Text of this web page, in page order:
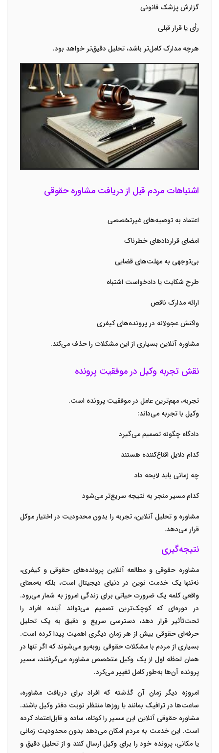
گزارش پزشک قانونی
رأی یا قرار قبلی
هرچه مدارک کامل‌تر باشد، تحلیل دقیق‌تر خواهد بود.
اشتباهات مردم قبل از دریافت مشاوره حقوقی
اعتماد به توصیه‌های غیرتخصصی
امضای قراردادهای خطرناک
بی‌توجهی به مهلت‌های قضایی
طرح شکایت یا دادخواست اشتباه
ارائه مدارک ناقص
واکنش عجولانه در پرونده‌های کیفری
مشاوره آنلاین بسیاری از این مشکلات را حذف می‌کند.
نقش تجربه وکیل در موفقیت پرونده
تجربه، مهم‌ترین عامل در موفقیت پرونده است.
وکیل با تجربه می‌داند:
دادگاه چگونه تصمیم می‌گیرد
کدام دلایل اقناع‌کننده هستند
چه زمانی باید لایحه داد
کدام مسیر منجر به نتیجه سریع‌تر می‌شود
مشاوره و تحلیل آنلاین، تجربه را بدون محدودیت در اختیار موکل
قرار می‌دهد.
نتیجه‌گیری
مشاوره حقوقی و مطالعه آنلاین پرونده‌های حقوقی و کیفری،
نه‌تنها یک خدمت نوین در دنیای دیجیتال است، بلکه به‌معنای
واقعی کلمه یک ضرورت حیاتی برای زندگی امروز به شمار می‌رود.
در دوره‌ای که کوچک‌ترین تصمیم می‌تواند آینده افراد را
تحت‌تأثیر قرار دهد، دسترسی سریع و دقیق به یک تحلیل
حرفه‌ای حقوقی بیش از هر زمان دیگری اهمیت پیدا کرده است.
بسیاری از مردم با مشکلات حقوقی روبه‌رو می‌شوند که اگر تنها در
همان لحظه اول از یک وکیل متخصص مشاوره می‌گرفتند، مسیر
پرونده آن‌ها به‌طور کامل تغییر می‌کرد.
امروزه دیگر زمان آن گذشته که افراد برای دریافت مشاوره،
ساعت‌ها در ترافیک بمانند یا روزها منتظر نوبت دفتر وکیل باشند.
مشاوره حقوقی آنلاین این مسیر را کوتاه، ساده و قابل‌اعتماد کرده
است. این خدمت به مردم امکان می‌دهد بدون محدودیت زمانی
یا مکانی، پرونده خود را برای وکیل ارسال کنند و از تحلیل دقیق و